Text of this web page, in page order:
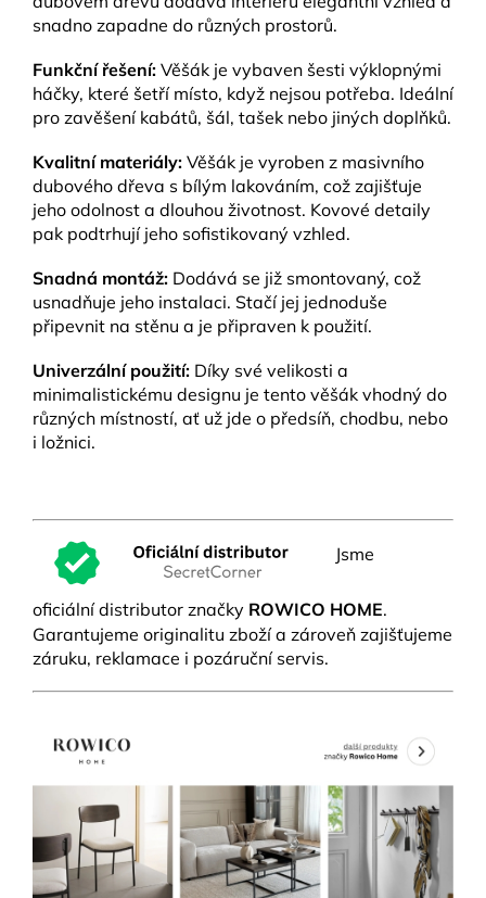
snadno zapadne do různých prostorů.
Funkční řešení: Věšák je vybaven šesti výklopnými
háčky, které šetří místo, když nejsou potřeba. Ideální
pro zavěšení kabátů, šál, tašek nebo jiných doplňků.
Kvalitní materiály: Věšák je vyroben z masivního
dubového dřeva s bílým lakováním, což zajišťuje
jeho odolnost a dlouhou životnost. Kovové detaily
pak podtrhují jeho sofistikovaný vzhled.
Snadná montáž: Dodává se již smontovaný, což
usnadňuje jeho instalaci. Stačí jej jednoduše
připevnit na stěnu a je připraven k použití.
Univerzální použití: Díky své velikosti a
minimalistickému designu je tento věšák vhodný do
různých místností, ať už jde o předsíň, chodbu, nebo
i ložnici.
Jsme
oficiální distributor značky ROWICO HOME.
Garantujeme originalitu zboží a zároveň zajišťujeme
záruku, reklamace i pozáruční servis.